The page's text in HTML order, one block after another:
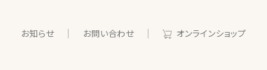
お知らせ お問い合わせ オンラインショップ